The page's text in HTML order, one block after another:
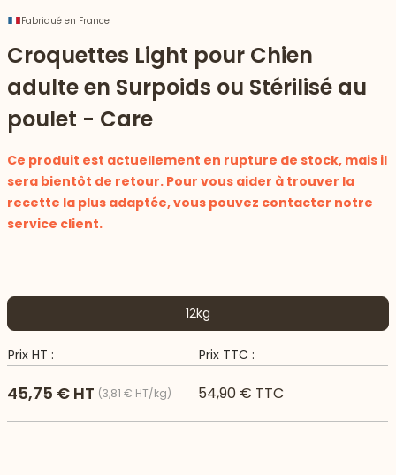
vers le bas
Fabriqué en France
Croquettes Light pour Chien
adulte en Surpoids ou Stérilisé au
poulet - Care
Ce produit est actuellement en rupture de stock, mais il
sera bientôt de retour. Pour vous aider à trouver la
recette la plus adaptée, vous pouvez contacter notre
service client.
12kg
Prix HT : Prix TTC :
45,75 € HT (3,81 € HT/kg) 54,90 € TTC